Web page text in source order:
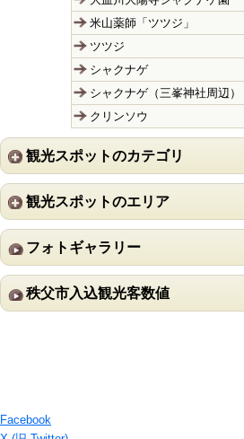
米山薬師「ツツジ」
ツツジ
シャクナゲ
シャクナゲ（三峯神社周辺）
クリンソウ
観光スポットのカテゴリ
観光スポットのエリア
フォトギャラリー
秩父市入込観光客数値
Facebook